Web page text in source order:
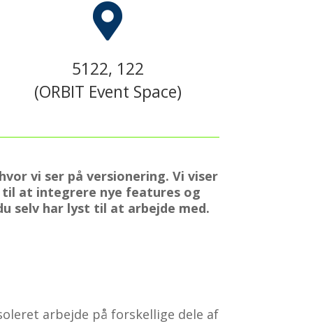

5122, 122
(ORBIT Event Space)
vi ser på versionering. Vi viser
til at integrere nye features og
selv har lyst til at arbejde med.
arbejde på forskellige dele af